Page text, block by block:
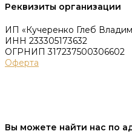
Реквизиты организации
ИП «Кучеренко Глеб
ИНН 233305173632
ОГРНИП 317237500306602
Оферта
Вы можете найти нас по